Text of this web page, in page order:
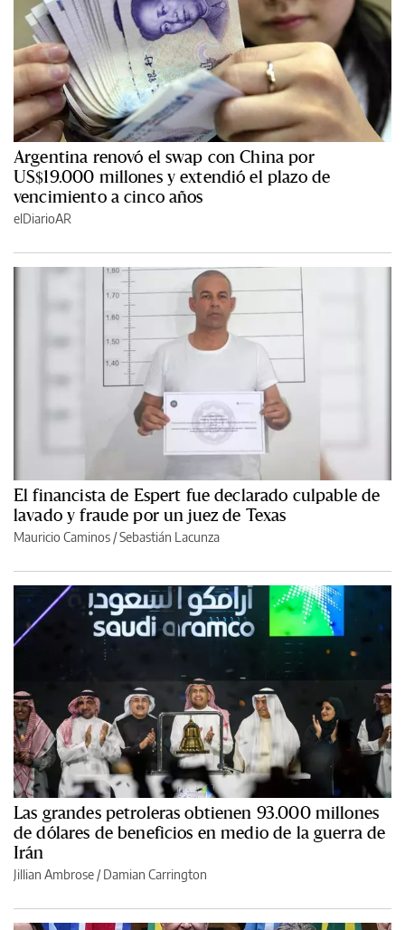
Argentina renovó el swap con China por
US$19.000 millones y extendió el plazo de
vencimiento a cinco años
elDiarioAR
El financista de Espert fue declarado culpable de
lavado y fraude por un juez de Texas
Mauricio Caminos /Sebastián Lacunza
Las grandes petroleras obtienen 93.000 millones
de dólares de beneficios en medio de la guerra de
Irán
Jillian Ambrose / Damian Carrington